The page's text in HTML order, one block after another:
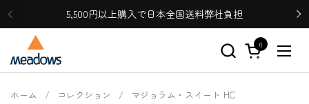
コンテンツへスキップ5,500円以上購入で日本全国送料弊社負担
カートを開く
0
メニ
ホーム / コレクション / マジョラム・スイート HC